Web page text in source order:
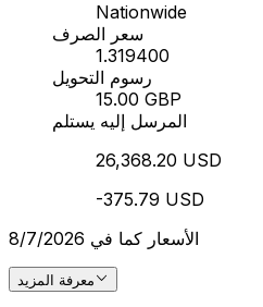
Nationwide
سعر الصرف
1.319400
رسوم التحويل
15.00 GBP
المرسل إليه يستلم
26,368.20 USD
-375.79 USD
الأسعار كما في 8/7/2026
معرفة المزيد